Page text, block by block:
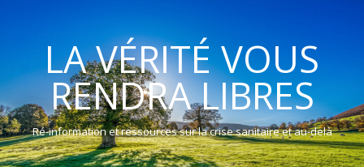
LA VÉRITÉ VOUS
RENDRA LIBRES
Ré-information et ressources sur la crise sanitaire et au-delà